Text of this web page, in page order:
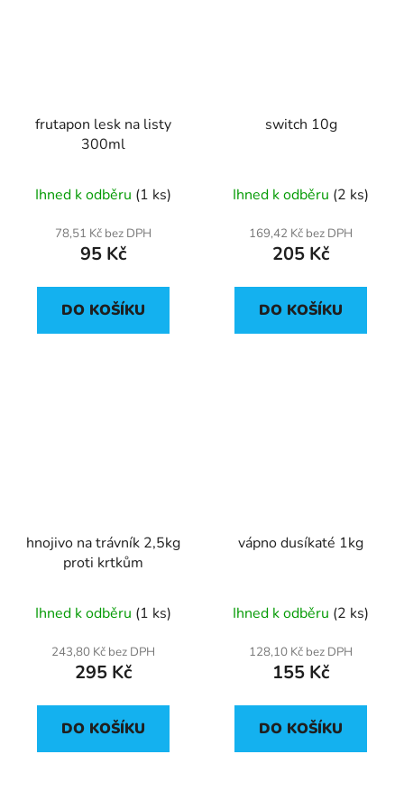
frutapon lesk na listy
300ml
Ihned k odběru (1 ks)
78,51 Kč bez DPH
95 Kč
DO KOŠÍKU
switch 10g
Ihned k odběru (2 ks)
169,42 Kč bez DPH
205 Kč
DO KOŠÍKU
hnojivo na trávník 2,5kg
proti krtkům
Ihned k odběru (1 ks)
243,80 Kč bez DPH
295 Kč
DO KOŠÍKU
vápno dusíkaté 1kg
Ihned k odběru (2 ks)
128,10 Kč bez DPH
155 Kč
DO KOŠÍKU